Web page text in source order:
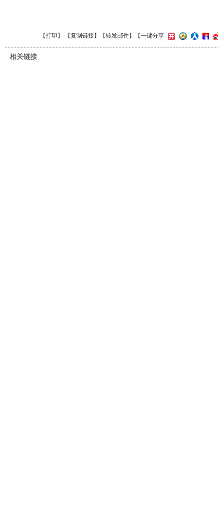
【打印 】 【复制链接】【转发邮件】 【一键分享
相关链接